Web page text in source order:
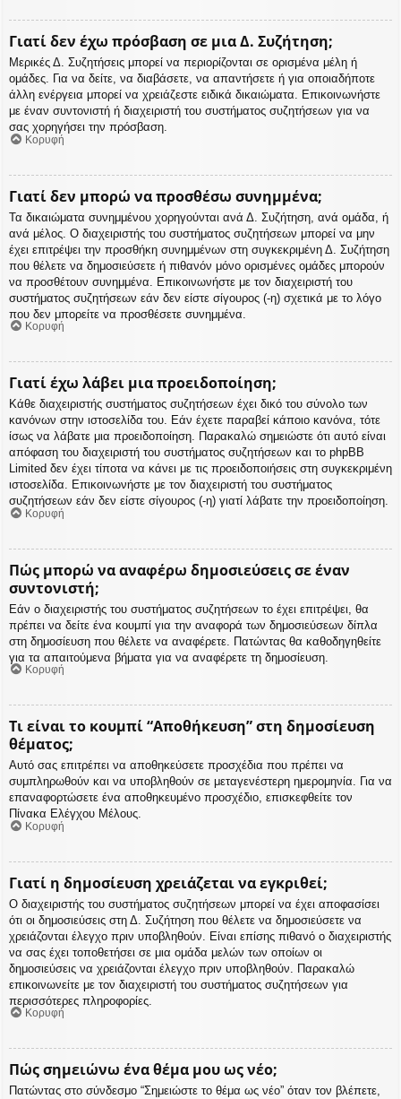
Γιατί δεν έχω πρόσβαση σε μια Δ. Συζήτηση;
Μερικές Δ. Συζητήσεις μπορεί να περιορίζονται σε ορισμένα μέλη ή
ομάδες. Για να δείτε, να διαβάσετε, να απαντήσετε ή για οποιαδήποτε
άλλη ενέργεια μπορεί να χρειάζεστε ειδικά δικαιώματα. Επικοινωνήστε
με έναν συντονιστή ή διαχειριστή του συστήματος συζητήσεων για να
σας χορηγήσει την πρόσβαση.
Κορυφή
Γιατί δεν μπορώ να προσθέσω συνημμένα;
Τα δικαιώματα συνημμένου χορηγούνται ανά Δ. Συζήτηση, ανά ομάδα, ή
ανά μέλος. Ο διαχειριστής του συστήματος συζητήσεων μπορεί να μην
έχει επιτρέψει την προσθήκη συνημμένων στη συγκεκριμένη Δ. Συζήτηση
που θέλετε να δημοσιεύσετε ή πιθανόν μόνο ορισμένες ομάδες μπορούν
να προσθέτουν συνημμένα. Επικοινωνήστε με τον διαχειριστή του
συστήματος συζητήσεων εάν δεν είστε σίγουρος (-η) σχετικά με το λόγο
που δεν μπορείτε να προσθέσετε συνημμένα.
Κορυφή
Γιατί έχω λάβει μια προειδοποίηση;
Κάθε διαχειριστής συστήματος συζητήσεων έχει δικό του σύνολο των
κανόνων στην ιστοσελίδα του. Εάν έχετε παραβεί κάποιο κανόνα, τότε
ίσως να λάβατε μια προειδοποίηση. Παρακαλώ σημειώστε ότι αυτό είναι
απόφαση του διαχειριστή του συστήματος συζητήσεων και το phpBB
Limited δεν έχει τίποτα να κάνει με τις προειδοποιήσεις στη συγκεκριμένη
ιστοσελίδα. Επικοινωνήστε με τον διαχειριστή του συστήματος
συζητήσεων εάν δεν είστε σίγουρος (-η) γιατί λάβατε την προειδοποίηση.
Κορυφή
Πώς μπορώ να αναφέρω δημοσιεύσεις σε έναν
συντονιστή;
Εάν ο διαχειριστής του συστήματος συζητήσεων το έχει επιτρέψει, θα
πρέπει να δείτε ένα κουμπί για την αναφορά των δημοσιεύσεων δίπλα
στη δημοσίευση που θέλετε να αναφέρετε. Πατώντας θα καθοδηγηθείτε
για τα απαιτούμενα βήματα για να αναφέρετε τη δημοσίευση.
Κορυφή
Τι είναι το κουμπί “Αποθήκευση” στη δημοσίευση
θέματος;
Αυτό σας επιτρέπει να αποθηκεύσετε προσχέδια που πρέπει να
συμπληρωθούν και να υποβληθούν σε μεταγενέστερη ημερομηνία. Για να
επαναφορτώσετε ένα αποθηκευμένο προσχέδιο, επισκεφθείτε τον
Πίνακα Ελέγχου Μέλους.
Κορυφή
Γιατί η δημοσίευση χρειάζεται να εγκριθεί;
Ο διαχειριστής του συστήματος συζητήσεων μπορεί να έχει αποφασίσει
ότι οι δημοσιεύσεις στη Δ. Συζήτηση που θέλετε να δημοσιεύσετε να
χρειάζονται έλεγχο πριν υποβληθούν. Είναι επίσης πιθανό ο διαχειριστής
να σας έχει τοποθετήσει σε μια ομάδα μελών των οποίων οι
δημοσιεύσεις να χρειάζονται έλεγχο πριν υποβληθούν. Παρακαλώ
επικοινωνείτε με τον διαχειριστή του συστήματος συζητήσεων για
περισσότερες πληροφορίες.
Κορυφή
Πώς σημειώνω ένα θέμα μου ως νέο;
Πατώντας στο σύνδεσμο “Σημειώστε το θέμα ως νέο” όταν τον βλέπετε,